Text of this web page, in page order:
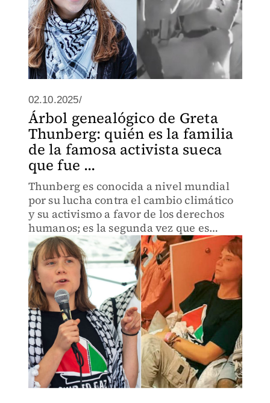
02.10.2025/
Árbol genealógico de Greta
Thunberg: quién es la familia
de la famosa activista sueca
que fue ...
Thunberg es conocida a nivel mundial
por su lucha contra el cambio climático
y su activismo a favor de los derechos
humanos; es la segunda vez que es
detenida por Israel al intentar llegar a la
Franja de Gaza